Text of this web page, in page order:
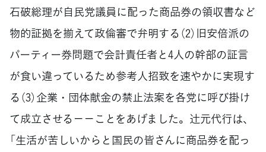
石破総理が自民党議員に配った商品券の領収書など
物的証拠を揃えて政倫審で弁明する（2）旧安倍派の
パーティー券問題で会計責任者と4人の幹部の証言
が食い違っているため参考人招致を速やかに実現す
る（3）企業・団体献金の禁止法案を各党に呼び掛け
て成立させる－－ことをあげました。辻󠄀元代行は、
「生活が苦しいからと国民の皆さんに商品券を配っ